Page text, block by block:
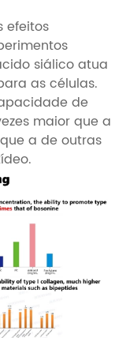
efeitos
siálico atua
as células.
de
maior que a
a de outras